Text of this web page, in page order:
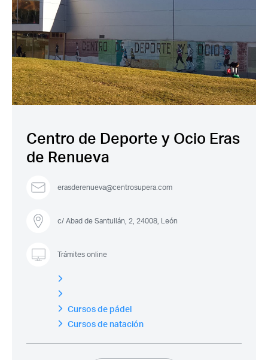
Acceso socios
estas registrado?
contraseña?
Centro de Deporte y Ocio Eras
de Renueva
erasderenueva@centrosupera.com
c/ Abad de Santullán, 2, 24008, León
Trámites online
Cursos de pádel
Cursos de natación